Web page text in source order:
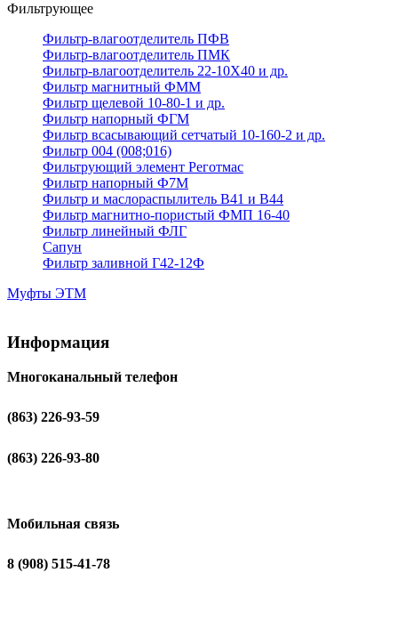
Фильтрующее
Фильтр-влагоотделитель ПФВ
Фильтр-влагоотделитель ПМК
Фильтр-влагоотделитель 22-10Х40 и др.
Фильтр магнитный ФММ
Фильтр щелевой 10-80-1 и др.
Фильтр напорный ФГМ
Фильтр всасывающий сетчатый 10-160-2 и др.
Фильтр 004 (008;016)
Фильтрующий элемент Реготмас
Фильтр напорный Ф7М
Фильтр и маслораспылитель В41 и В44
Фильтр магнитно-пористый ФМП 16-40
Фильтр линейный ФЛГ
Сапун
Фильтр заливной Г42-12Ф
Муфты ЭТМ
Информация
Многоканальный телефон
(863) 226-93-59
(863) 226-93-80
Мобильная связь
8 (908) 515-41-78